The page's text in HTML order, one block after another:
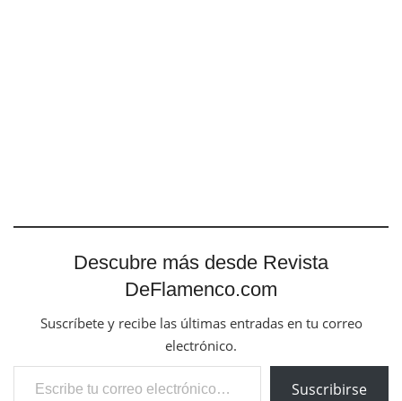
Descubre más desde Revista
DeFlamenco.com
Suscríbete y recibe las últimas entradas en tu correo
electrónico.
Escribe tu correo electrónico…
Suscribirse